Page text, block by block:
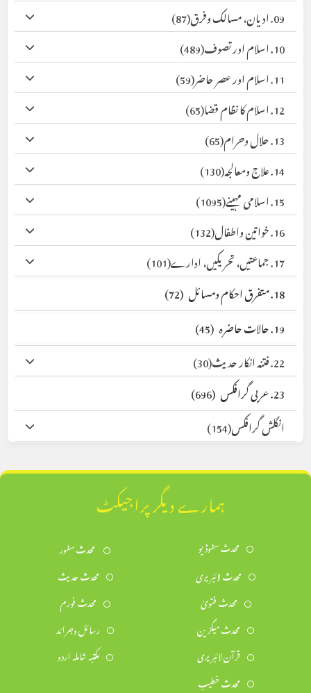
09. ادیان، مسالک وفرق
(87)
10. اسلام اور تصوف
(489)
11. اسلام اور عصر حاضر
(59)
12. اسلام کا نظام قضا
(65)
13. حلال وحرام
(65)
14. علاج ومعالجہ
(130)
15. اسلامی مہینے
(1095)
16. خواتین واطفال
(132)
17. جماعتیں، تحریکیں، ادارے
(101)
18. متفرق احکام ومسائل
(72)
19. حالات حاضرہ
(45)
22. فتنہ انکار حدیث
(30)
23. عربی گرافکس
(696)
انگلش گرافکس(154)
ہمارے دیگر پراجیکٹ
محدث سٹوڈیو
محدث سٹور
محدث لائبریری
محدث حدیث
محدث فتویٰ
محدث فورم
محدث میگزین
رسائل وجرائد
قرآن لائبریری
مکتبہ شاملہ اردو
محدث خطیب